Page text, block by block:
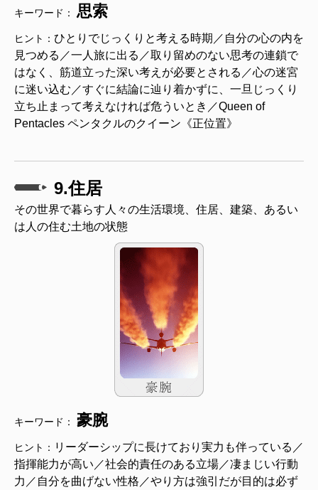
キーワード： 思索
ヒント： ひとりでじっくりと考える時期／自分の心の内を
見つめる／一人旅に出る／取り留めのない思考の連鎖で
はなく、筋道立った深い考えが必要とされる／心の迷宮
に迷い込む／すぐに結論に辿り着かずに、一旦じっくり
立ち止まって考えなければ危ういとき／Queen of
Pentacles ペンタクルのクイーン《正位置》
9.住居
その世界で暮らす人々の生活環境、住居、建築、あるい
は人の住む土地の状態
キーワード： 豪腕
ヒント： リーダーシップに長けており実力も伴っている／
指揮能力が高い／社会的責任のある立場／凄まじい行動
力／自分を曲げない性格／やり方は強引だが目的は必ず